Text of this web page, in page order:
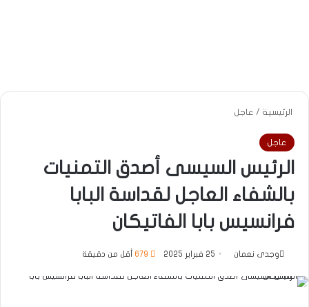
الرئيسية / عاجل
عاجل
الرئيس السيسى أصدق التمنيات
بالشفاء العاجل لقداسة البابا
فرانسيس بابا الفاتيكان
وجدى نعمان 25 فبراير 2025 أقل من دقيقة